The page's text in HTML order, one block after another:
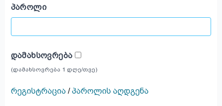
ᲞᲐᲠᲝᲚᲘ
ᲓᲐᲛᲐᲮᲡᲝᲕᲠᲔᲑᲐ
(დამახსოვრება 1 დღე/თვე)
რეგისტრაცია /პაროლის აღდგენა